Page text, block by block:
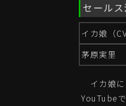
セール
イカ娘（
茅原実里
イカ娘に
YouTube